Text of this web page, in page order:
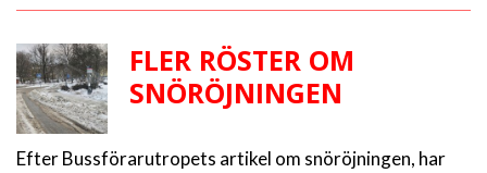
FLER RÖSTER OM
SNÖRÖJNINGEN
Efter Bussförarutropets artikel om snöröjningen, har